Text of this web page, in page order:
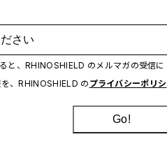
さい
と、RHINOSHIELD のメルマガの受信に
、RHINOSHIELD の プライバシーポリシ
Go!